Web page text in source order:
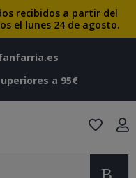
recibidos a partir del
el lunes 24 de agosto.
a 95€